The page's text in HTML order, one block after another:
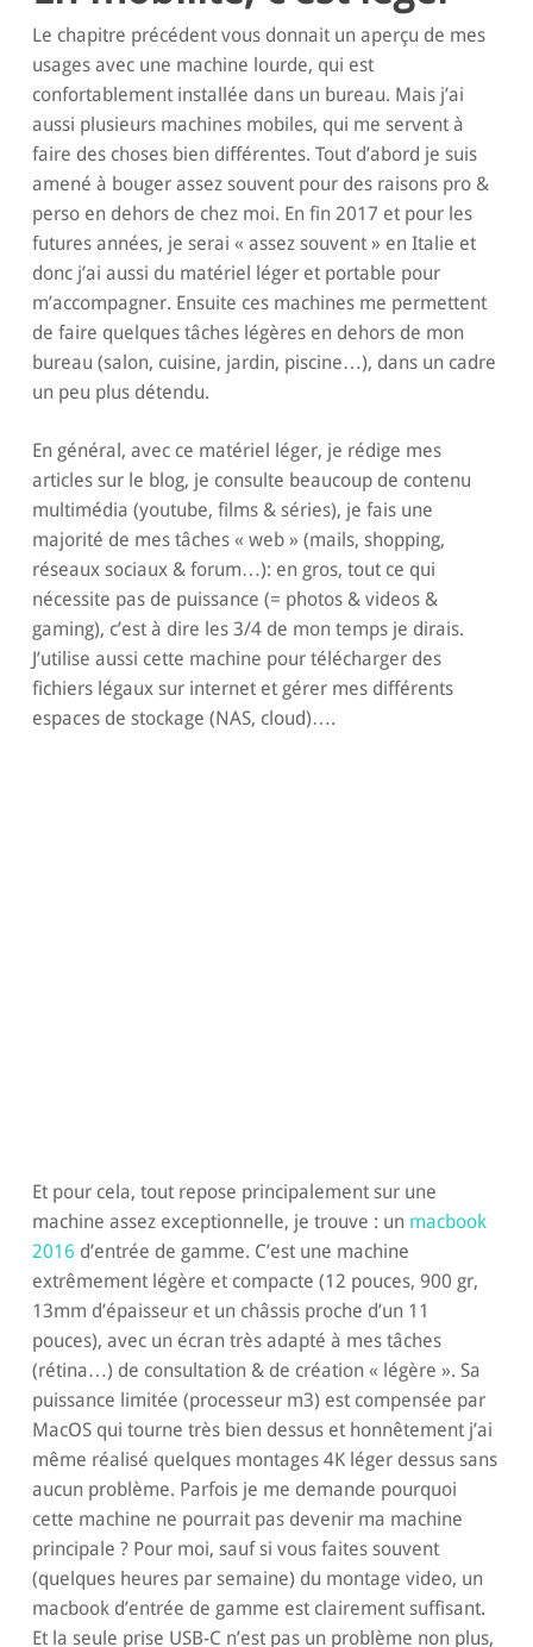
Le chapitre précédent vous donnait un aperçu de mes
usages avec une machine lourde, qui est
confortablement installée dans un bureau. Mais j’ai
aussi plusieurs machines mobiles, qui me servent à
faire des choses bien différentes. Tout d’abord je suis
amené à bouger assez souvent pour des raisons pro &
perso en dehors de chez moi. En fin 2017 et pour les
futures années, je serai « assez souvent » en Italie et
donc j’ai aussi du matériel léger et portable pour
m’accompagner. Ensuite ces machines me permettent
de faire quelques tâches légères en dehors de mon
bureau (salon, cuisine, jardin, piscine…), dans un cadre
un peu plus détendu.
En général, avec ce matériel léger, je rédige mes
articles sur le blog, je consulte beaucoup de contenu
multimédia (youtube, films & séries), je fais une
majorité de mes tâches « web » (mails, shopping,
réseaux sociaux & forum…): en gros, tout ce qui
nécessite pas de puissance (= photos & videos &
gaming), c’est à dire les 3/4 de mon temps je dirais.
J’utilise aussi cette machine pour télécharger des
fichiers légaux sur internet et gérer mes différents
espaces de stockage (NAS, cloud)….
Et pour cela, tout repose principalement sur une
machine assez exceptionnelle, je trouve : un macbook
2016 d’entrée de gamme. C’est une machine
extrêmement légère et compacte (12 pouces, 900 gr,
13mm d’épaisseur et un châssis proche d’un 11
pouces), avec un écran très adapté à mes tâches
(rétina…) de consultation & de création « légère ». Sa
puissance limitée (processeur m3) est compensée par
MacOS qui tourne très bien dessus et honnêtement j’ai
même réalisé quelques montages 4K léger dessus sans
aucun problème. Parfois je me demande pourquoi
cette machine ne pourrait pas devenir ma machine
principale ? Pour moi, sauf si vous faites souvent
(quelques heures par semaine) du montage video, un
macbook d’entrée de gamme est clairement suffisant.
Et la seule prise USB-C n’est pas un problème non plus,